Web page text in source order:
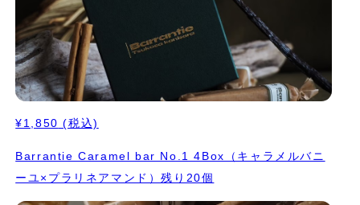
¥1,850 (税込)
Barrantie Caramel bar No.1 4Box（キャラメルバニ
ーユ×プラリネアマンド）残り20個